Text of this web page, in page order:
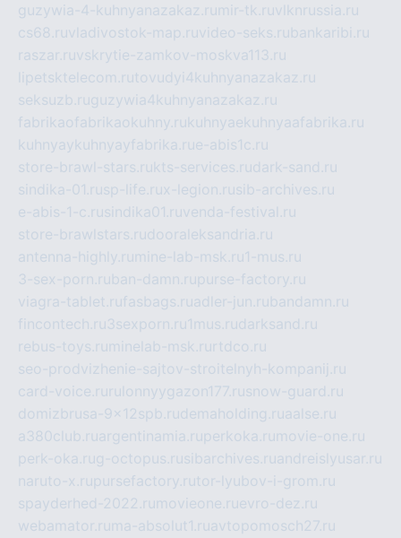
guzywia-4-kuhnyanazakaz.ru mir-tk.ruvlknrussia.ru
cs68.ruvladivostok-map.ruvideo-seks.rubankaribi.ru
raszar.ruvskrytie-zamkov-moskva113.ru
lipetsktelecom.rutovudyi4kuhnyanazakaz.ru
seksuzb.ruguzywia4kuhnyanazakaz.ru
fabrikaofabrikaokuhny.rukuhnyaekuhnyaafabrika.ru
kuhnyaykuhnyayfabrika.rue-abis1c.ru
store-brawl-stars.rukts-services.rudark-sand.ru
sindika-01.rusp-life.rux-legion.rusib-archives.ru
e-abis-1-c.rusindika01.ruvenda-festival.ru
store-brawlstars.rudooraleksandria.ru
antenna-highly.ru mine-lab-msk.ru1-mus.ru
3-sex-porn.ruban-damn.rupurse-factory.ru
viagra-tablet.rufasbags.ruadler-jun.rubandamn.ru
fincontech.ru3sexporn.ru1mus.rudarksand.ru
rebus-toys.ru minelab-msk.ru rtdco.ru
seo-prodvizhenie-sajtov-stroitelnyh-kompanij.ru
card-voice.ru rulonnyygazon177.rusnow-guard.ru
domizbrusa-9x12spb.rudemaholding.ruaalse.ru
a380club.ruargentinamia.ruperkoka.ru movie-one.ru
perk-oka.rug-octopus.rusibarchives.ruandreislyusar.ru
naruto-x.rupursefactory.rutor-lyubov-i-grom.ru
spayderhed-2022.ru movieone.ruevro-dez.ru
webamator.ru ma-absolut1.ruavtopomosch27.ru